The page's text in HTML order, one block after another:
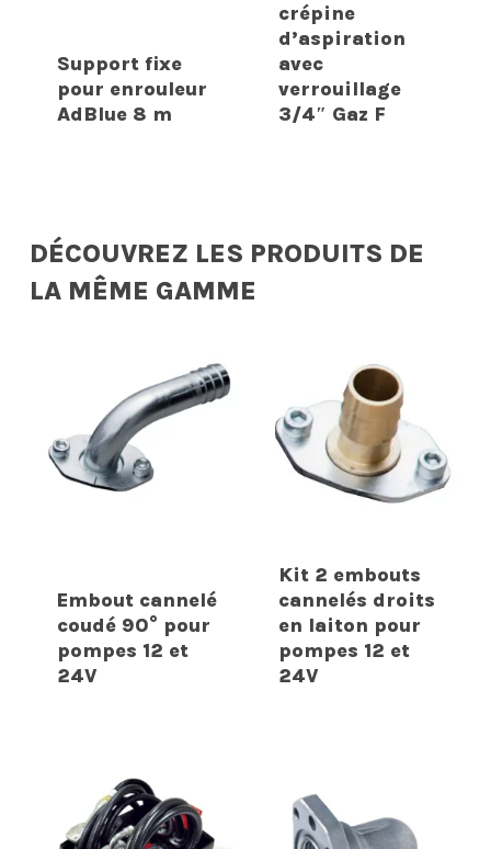
Support fixe
pour enrouleur
AdBlue 8 m
crépine
d’aspiration
avec
verrouillage
3/4″ Gaz F
DÉCOUVREZ LES PRODUITS DE
LA MÊME GAMME
Embout cannelé
coudé 90° pour
pompes 12 et
24V
Kit 2 embouts
cannelés droits
en laiton pour
pompes 12 et
24V